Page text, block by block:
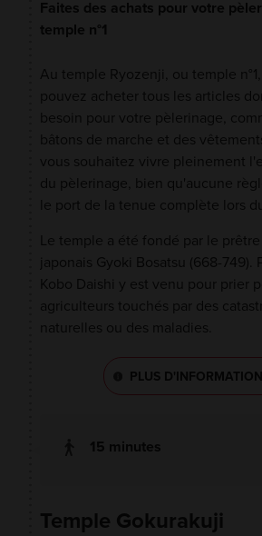
Faites des achats pour votre
temple n°1
Au temple Ryozenji, ou temple
pouvez acheter tous les articles
besoin pour votre pèlerinage,
bâtons de marche et des
vous souhaitez vivre pleinement
du pèlerinage, bien qu'aucune
le port de la tenue complète lors
Le temple a été fondé par le
japonais Gyoki Bosatsu (668-749).
Kobo Daishi y est venu pour prier
agriculteurs touchés par des
naturelles ou des maladies.
PLUS
15 minutes
Temple Gokurakuji